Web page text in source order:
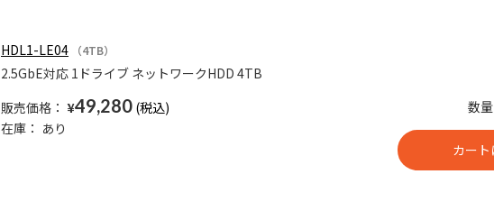
HDL1-LE04 （4TB）
2.5GbE対応 1ドライブ ネットワークHDD 4TB
販売価格： ¥49,280
在庫： あり
数量